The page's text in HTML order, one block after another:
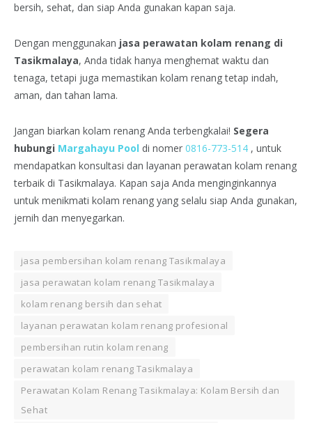
bersih, sehat, dan siap Anda gunakan kapan saja.
Dengan menggunakan jasa perawatan kolam renang di
Tasikmalaya, Anda tidak hanya menghemat waktu dan
tenaga, tetapi juga memastikan kolam renang tetap indah,
aman, dan tahan lama.
Jangan biarkan kolam renang Anda terbengkalai! Segera
hubungi Margahayu Pool di nomer 0816-773-514 , untuk
mendapatkan konsultasi dan layanan perawatan kolam renang
terbaik di Tasikmalaya. Kapan saja Anda menginginkannya
untuk menikmati kolam renang yang selalu siap Anda gunakan,
jernih dan menyegarkan.
jasa pembersihan kolam renang Tasikmalaya
jasa perawatan kolam renang Tasikmalaya
kolam renang bersih dan sehat
layanan perawatan kolam renang profesional
pembersihan rutin kolam renang
perawatan kolam renang Tasikmalaya
Perawatan Kolam Renang Tasikmalaya: Kolam Bersih dan
Sehat